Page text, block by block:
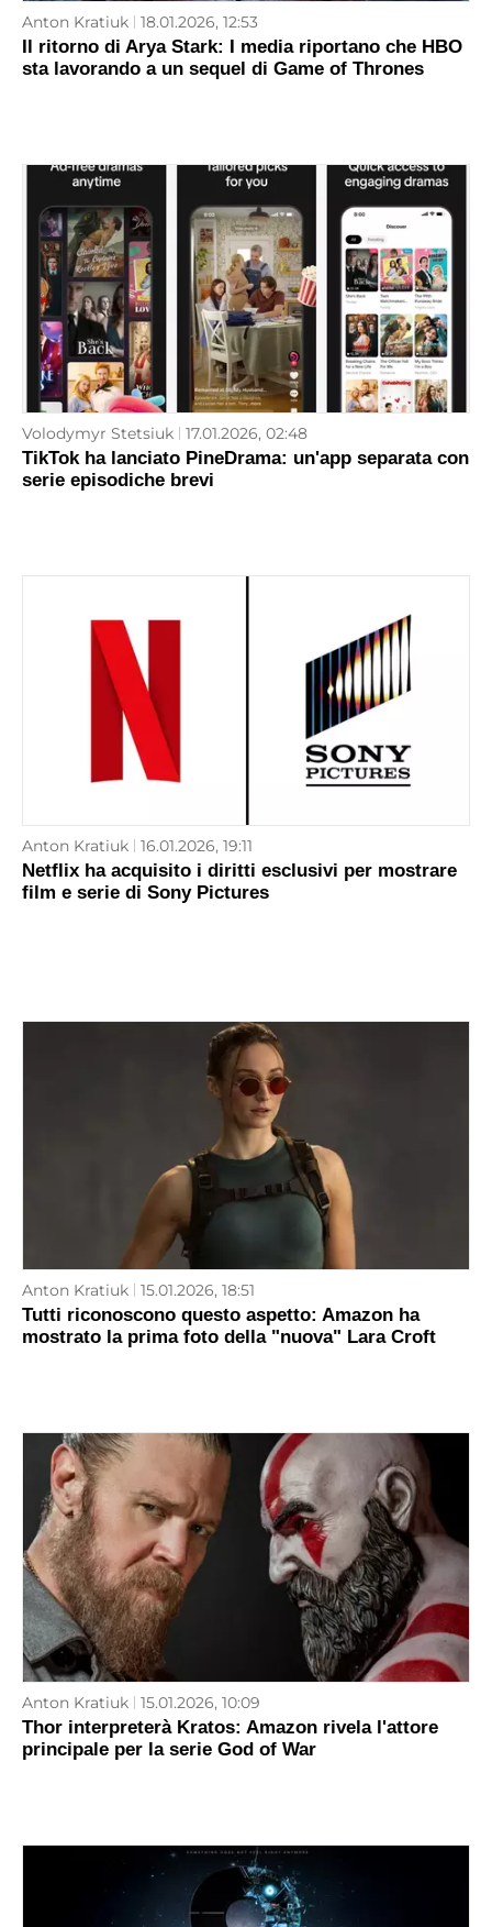
Anton Kratiuk 18.01.2026, 12:53
Il ritorno di Arya Stark: I media riportano che HBO
sta lavorando a un sequel di Game of Thrones
Volodymyr Stetsiuk 17.01.2026, 02:48
TikTok ha lanciato PineDrama: un'app separata con
serie episodiche brevi
Anton Kratiuk 16.01.2026, 19:11
Netflix ha acquisito i diritti esclusivi per mostrare
film e serie di Sony Pictures
Anton Kratiuk 15.01.2026, 18:51
Tutti riconoscono questo aspetto: Amazon ha
mostrato la prima foto della "nuova" Lara Croft
Anton Kratiuk 15.01.2026, 10:09
Thor interpreterà Kratos: Amazon rivela l'attore
principale per la serie God of War